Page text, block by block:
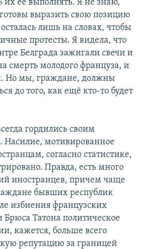
их ее выполнять. Я не знаю,
выразить свою позицию
лишь на словах, чтобы
протесты. Я видела, что
Белграда зажигали свечи и
смерть молодого француза, и
Но мы, граждане, должны
до того, как ещё кто-то будет
гордились своим
Насилие, мотивированное
согласно статистике,
Правда, есть много
иностранцев, причем чаще
бывших республик
избиения французских
Татона политическое
кажется, больше всего
репутацию за границей